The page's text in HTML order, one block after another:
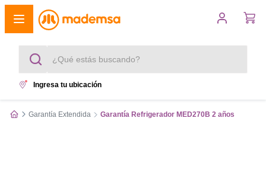
¿Qué estás buscando?
Ingresa tu ubicación
Garantía Extendida Garantía Refrigerador MED270B 2 años